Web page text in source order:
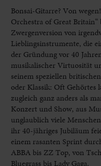
Bonsai-Gitarre? Von
Orchestra of Great
Zwergenversion von
Lieblingsinstrumente, die
der Gründung vor 40
musikalischer Virtuosität
seinem speziellen
oder Klassik: Oft
zugleich ganz anders als
Konzert und Show, aus
unglaublich viele
ihr 40-jähriges Jubiläum
einem rasanten Sprint
ABBA bis ZZ Top, von
Bluegrass bis Lady Gaga.